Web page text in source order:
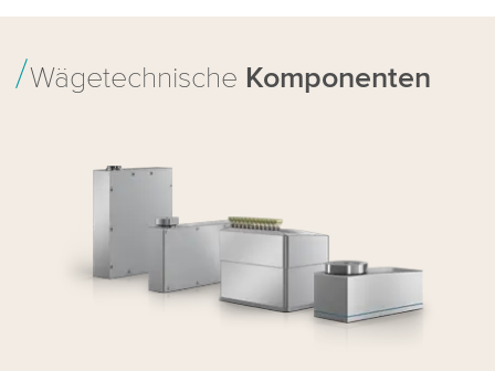
Wägetechnische Komponenten